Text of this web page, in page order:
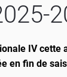
IV cette
en fin de